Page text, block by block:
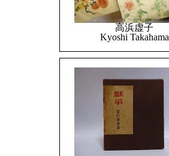
高浜虚子
Kyoshi Takahama